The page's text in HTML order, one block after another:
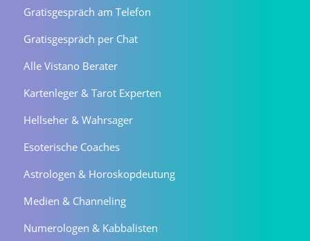
Gratisgespräch am Telefon
Gratisgespräch per Chat
Alle Vistano Berater
Kartenleger & Tarot Experten
Hellseher & Wahrsager
Esoterische Coaches
Astrologen & Horoskopdeutung
Medien & Channeling
Numerologen & Kabbalisten